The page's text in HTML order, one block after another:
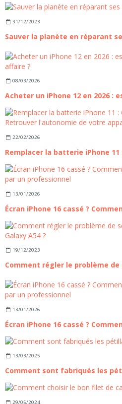
31/12/2023
08/03/2026
22/02/2026
13/01/2026
19/12/2023
13/01/2026
13/03/2025
29/05/2024